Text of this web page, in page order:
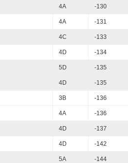
4A -130
4A -131
4C -133
4D -134
5D -135
4D -135
3B -136
4A -136
4D -137
4D -142
5A -144